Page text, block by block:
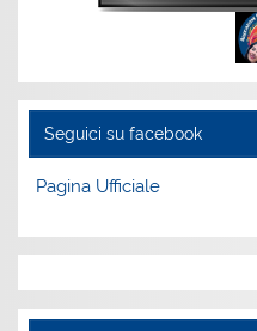
Seguici su facebook
Pagina Ufficiale